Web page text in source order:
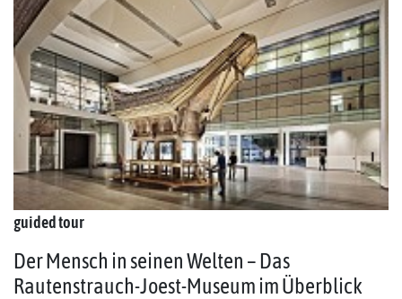
guided tour
Der Mensch in seinen Welten – Das
Rautenstrauch-Joest-Museum im Überblick